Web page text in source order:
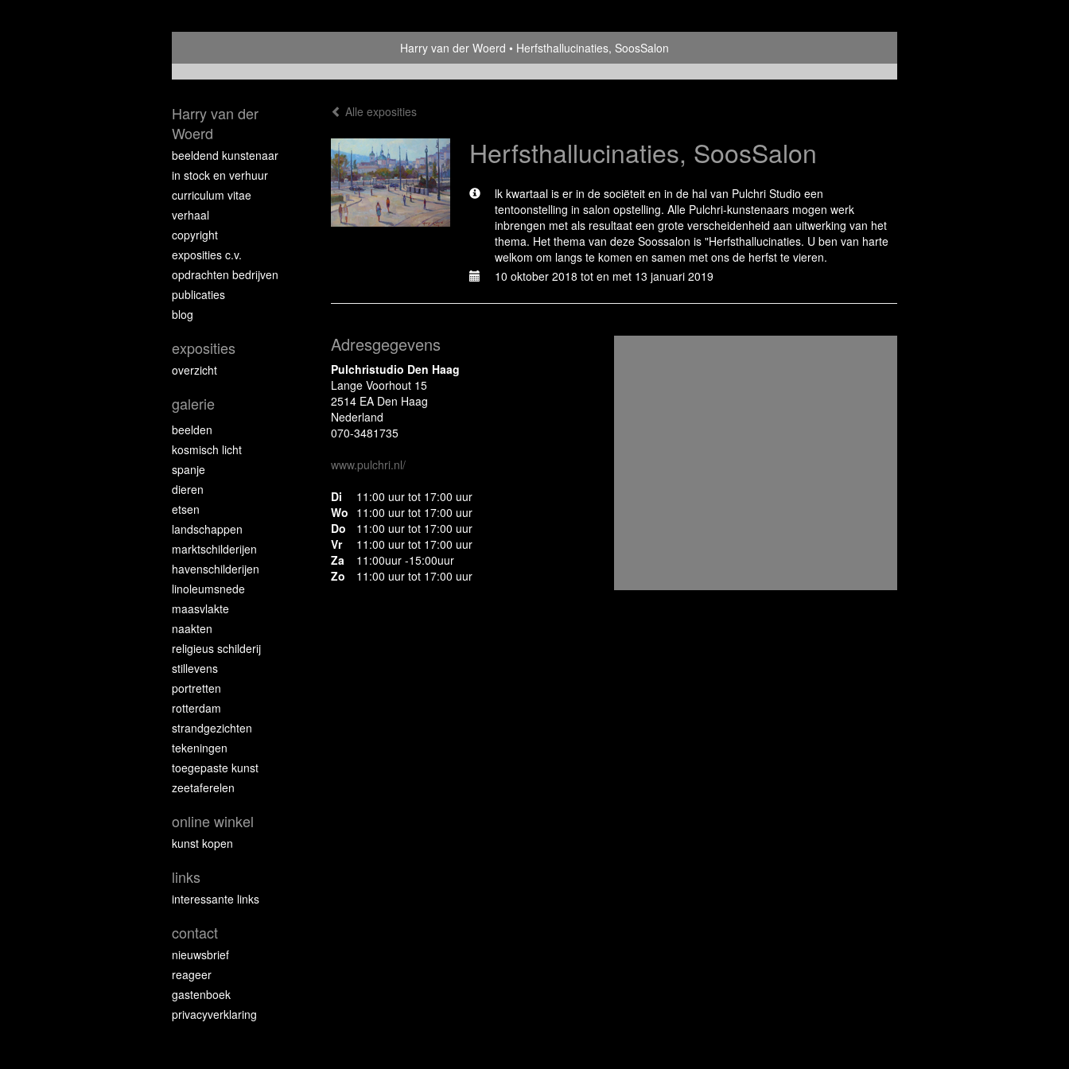
Harry van der Woerd Herfsthallucinaties, SoosSalon
Alle exposities
Herfsthallucinaties, SoosSalon
lk kwartaal is er in de sociëteit en in de hal van Pulchri Studio een
tentoonstelling in salon opstelling. Alle Pulchri-kunstenaars mogen werk
inbrengen met als resultaat een grote verscheidenheid aan uitwerking van het
thema. Het thema van deze Soossalon is "Herfsthallucinaties. U ben van harte
welkom om langs te komen en samen met ons de herfst te vieren.
10 oktober 2018 tot en met 13 januari 2019
Adresgegevens
Pulchristudio Den Haag
Lange Voorhout 15
2514 EA Den Haag
Nederland
070-3481735
www.pulchri.nl/
Di
11:00 uur tot 17:00 uur
Wo 11:00 uur tot 17:00 uur
Do
11:00 uur tot 17:00 uur
Vr
11:00 uur tot 17:00 uur
Za
11:00uur -15:00uur
Zo
11:00 uur tot 17:00 uur
Harry van der
Woerd
beeldend kunstenaar
in stock en verhuur
curriculum vitae
verhaal
copyright
exposities c.v.
opdrachten bedrijven
publicaties
blog
exposities
overzicht
galerie
beelden
kosmisch licht
spanje
dieren
etsen
landschappen
marktschilderijen
havenschilderijen
linoleumsnede
maasvlakte
naakten
religieus schilderij
stillevens
portretten
rotterdam
strandgezichten
tekeningen
toegepaste kunst
zeetaferelen
online winkel
kunst kopen
links
interessante links
contact
nieuwsbrief
reageer
gastenboek
privacyverklaring